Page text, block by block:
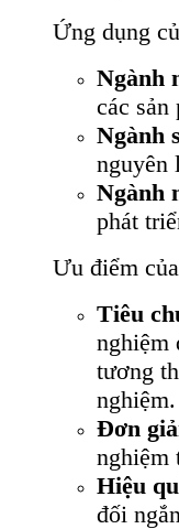
Ứng dụng
Ngành
các sản
Ngành
nguyên
Ngành
phát
Ưu điểm
Tiêu
nghiệm
tương
nghiệm.
Đơn
nghiệm
Hiệu
đối